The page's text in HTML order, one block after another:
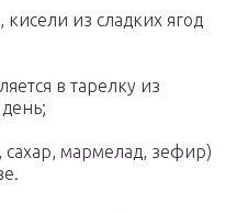
из сладких ягод
в тарелку из
сахар, мармелад, зефир)